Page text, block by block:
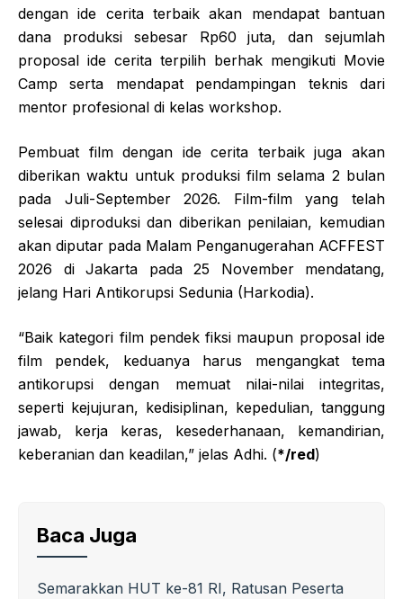
dengan ide cerita terbaik akan mendapat bantuan
dana produksi sebesar Rp60 juta, dan sejumlah
proposal ide cerita terpilih berhak mengikuti Movie
Camp serta mendapat pendampingan teknis dari
mentor profesional di kelas workshop.
Pembuat film dengan ide cerita terbaik juga akan
diberikan waktu untuk produksi film selama 2 bulan
pada Juli-September 2026. Film-film yang telah
selesai diproduksi dan diberikan penilaian, kemudian
akan diputar pada Malam Penganugerahan ACFFEST
2026 di Jakarta pada 25 November mendatang,
jelang Hari Antikorupsi Sedunia (Harkodia).
“Baik kategori film pendek fiksi maupun proposal ide
film pendek, keduanya harus mengangkat tema
antikorupsi dengan memuat nilai-nilai integritas,
seperti kejujuran, kedisiplinan, kepedulian, tanggung
jawab, kerja keras, kesederhanaan, kemandirian,
keberanian dan keadilan,” jelas Adhi. (*/red)
Baca Juga
Semarakkan HUT ke-81 RI, Ratusan Peserta